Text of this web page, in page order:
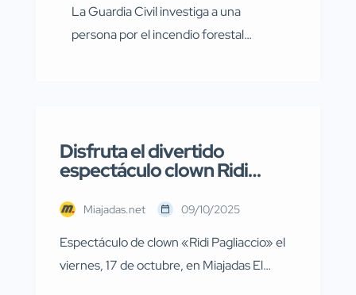
La Guardia Civil investiga a una
persona por el incendio forestal
(SEPRONA) de la Comandancia de
Cáceres han llevado a cabo
de la provincia de Cáceres relacionadas
con presuntos delitos […]
Disfruta el divertido
espectáculo clown Ridi
octubre en el Patio del
Miajadas.net 09/10/2025
Espectáculo de clown «Ridi Pagliaccio» el
viernes, 17 de octubre, en Miajadas El